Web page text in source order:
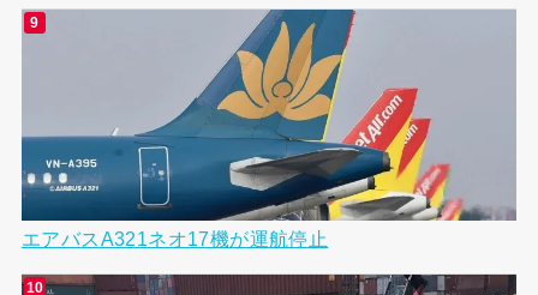
エアバスA321ネオ17機が運航停止